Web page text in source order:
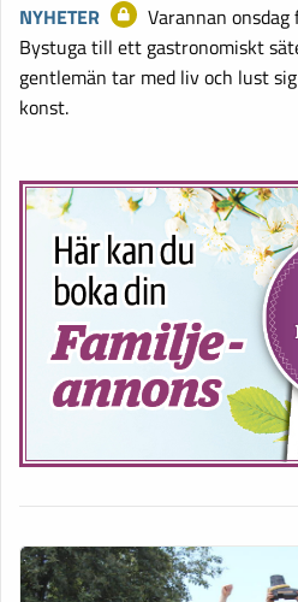
NYHETER
Varannan onsdag
Bystuga till ett gastronomiskt
gentlemän tar med liv och lust
konst.